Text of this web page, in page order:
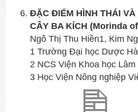
ĐẶC ĐIỂM HÌNH THÁI VÀ
CÂY BA KÍCH (Morinda
Ngô Thị Thu Hiền1, Kim
1 Trường Đại học Dược
2 NCS Viện Khoa học
3 Học Viện Nông nghiệp